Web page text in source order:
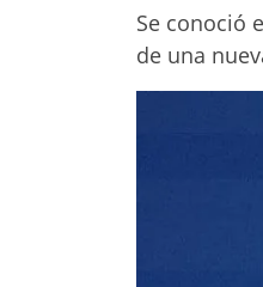
Se conoció
de una